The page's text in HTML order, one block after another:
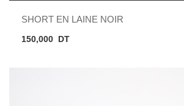
SHORT EN LAINE NOIR
150,000 DT